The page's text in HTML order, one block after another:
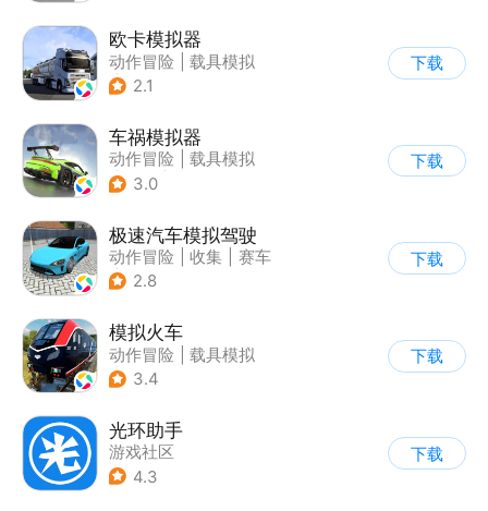
欧卡模拟器
动作冒险
载具模拟
| 写实
2.1
下载
车祸模拟器
动作冒险
载具模拟
| 汽车
3.0
下载
极速汽车模拟驾驶
动作冒险 收集
赛车
| 漂移
2.8
下载
模拟火车
动作冒险
载具模拟
| 写实
3.4
下载
光环助手
游戏社区
4.3
下载